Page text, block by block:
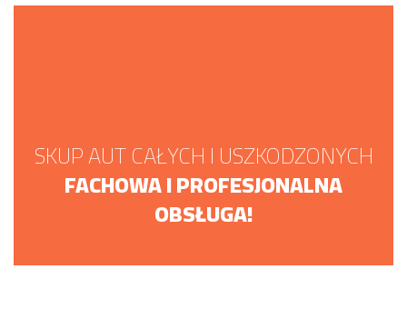
SKUP AUT CAŁYCH I USZKODZONYCH
FACHOWA I PROFESJONALNA
OBSŁUGA!